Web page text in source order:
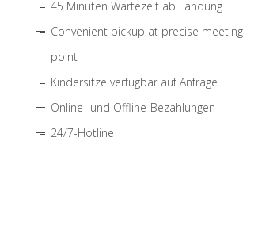
45 Minuten Wartezeit ab Landung
Convenient pickup at precise meeting
point
Kindersitze verfügbar auf Anfrage
Online- und Offline-Bezahlungen
24/7-Hotline